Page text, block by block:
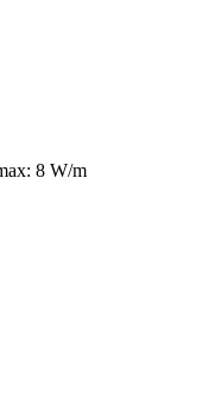
8 W/m